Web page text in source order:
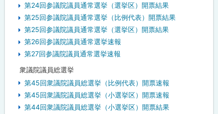
第24回参議院議員通常選挙（選挙区）開票結果
第25回参議院議員通常選挙（比例代表）開票結果
第25回参議院議員通常選挙（選挙区）開票結果
第26回参議院議員通常選挙速報
第27回参議院議員通常選挙速報
衆議院議員総選挙
第45回衆議院議員総選挙（比例代表）開票速報
第45回衆議院議員総選挙（小選挙区）開票速報
第44回衆議院議員総選挙（小選挙区）開票結果